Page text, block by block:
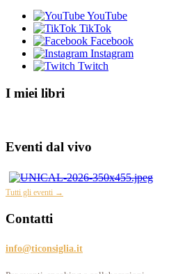
YouTube
TikTok
Facebook
Instagram
Twitch
I miei libri
Eventi dal vivo
Tutti gli eventi →
Contatti
info@ticonsiglia.it